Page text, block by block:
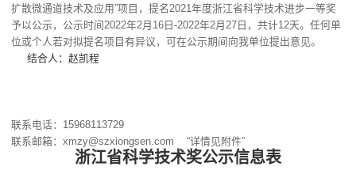
扩散微通道技术及应用”项目，提名2021年度浙江省科学技术进步一等奖
予以公示，公示时间2022年2月16日-2022年2月27日，共计12天。任何单
位或个人若对拟提名项目有异议，可在公示期间向我单位提出意见。
结合人：赵凯程
联系电话：15968113729
联系邮箱：xmzy@szxiongsen.com “详情见附件”
浙江省科学技术奖公示信息表